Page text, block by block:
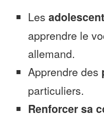
Les
apprendre le
allemand.
Apprendre des
particuliers.
Renforcer sa